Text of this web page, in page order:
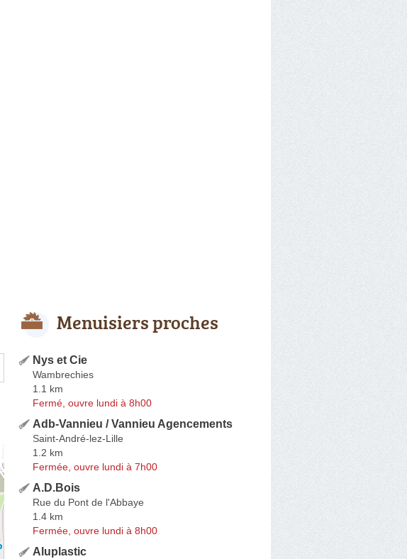
Menuisiers proches
Nys et Cie
Wambrechies
1.1 km
Fermé, ouvre lundi à 8h00
Adb-Vannieu / Vannieu Agencements
Saint-André-lez-Lille
1.2 km
Fermée, ouvre lundi à 7h00
A.D.Bois
Rue du Pont de l'Abbaye
1.4 km
Fermée, ouvre lundi à 8h00
Aluplastic